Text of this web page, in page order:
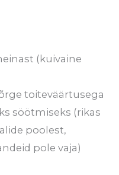
(kuivaine
toiteväärtusega
söötmiseks (rikas
poolest,
pole vaja)